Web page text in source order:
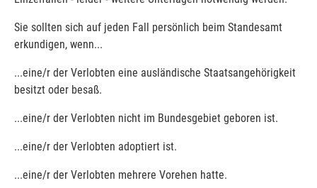
Sie sollten sich auf jeden Fall persönlich beim Standesamt
erkundigen, wenn...
...eine/r der Verlobten eine ausländische Staatsangehörigkeit
besitzt oder besaß.
...eine/r der Verlobten nicht im Bundesgebiet geboren ist.
...eine/r der Verlobten adoptiert ist.
...eine/r der Verlobten mehrere Vorehen hatte.